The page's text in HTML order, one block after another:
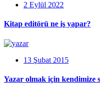
2 Eylül 2022
Kitap editörü ne iş yapar?
13 Şubat 2015
Yazar olmak için kendimize